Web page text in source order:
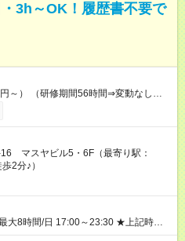
・3h～OK！履歴書不要で
～） （研修期間56時間⇒変動なし） ■
■友人紹介制度あり⇒1人紹介につき最
【試用期間】試用期間なし
マスヤビル5・6F（最寄り駅：
2分♪）
大8時間/日 17:00～23:30 ★上記時間
OK ※22時以降勤務は18歳以上(法令